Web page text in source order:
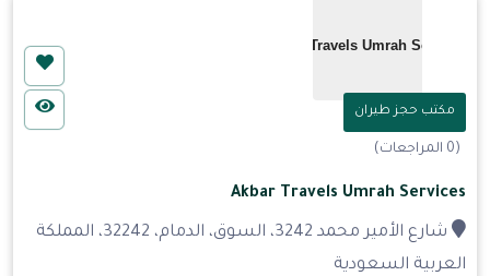
مكتب حجز طيران
(0 المراجعات)
Akbar Travels Umrah Services
شارع الأمير محمد 3242، السوق، الدمام، 32242، المملكة
العربية السعودية